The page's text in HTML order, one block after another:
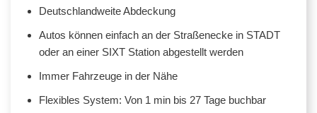
Deutschlandweite Abdeckung
Autos können einfach an der Straßenecke in STADT
oder an einer SIXT Station abgestellt werden
Immer Fahrzeuge in der Nähe
Flexibles System: Von 1 min bis 27 Tage buchbar